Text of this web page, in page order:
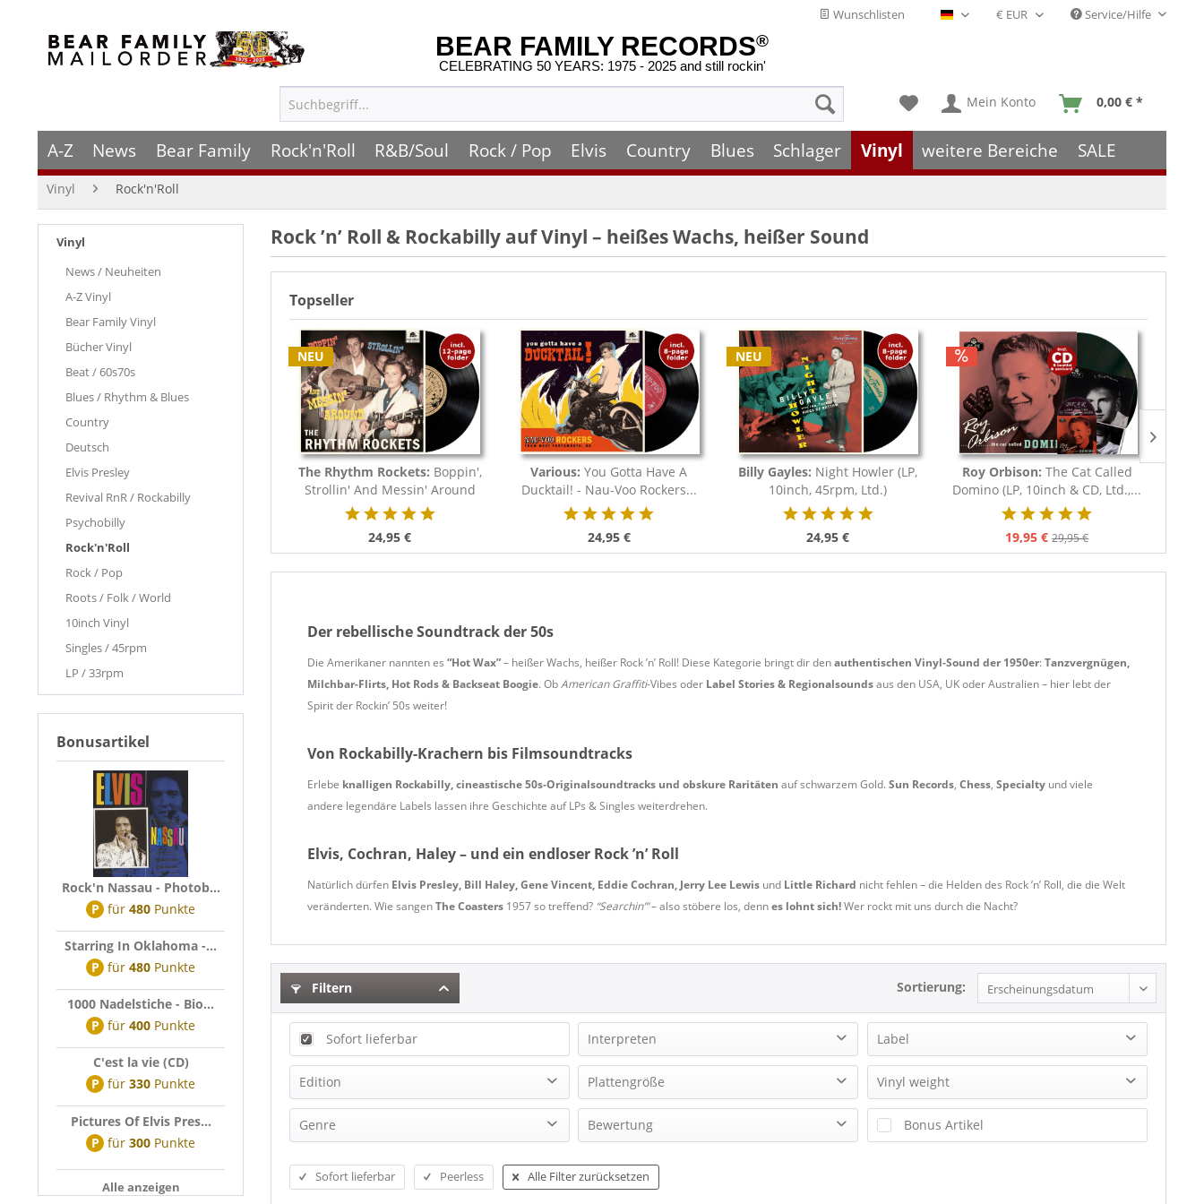
Wunschlisten Deutsch - DE Service/Hilfe
BEAR FAMILY RECORDS®
CELEBRATING 50 YEARS: 1975 - 2025 and still rockin'
Mein Konto 0,00 € *
A-Z News Bear Family Rock'n'Roll R&B/Soul Rock / Pop Elvis Country Blues Schlager Vinyl weitere Bereiche SALE
Vinyl Rock'n'Roll
Vinyl
News / Neuheiten
A-Z Vinyl
Bear Family Vinyl
Bücher Vinyl
Beat / 60s70s
Blues / Rhythm & Blues
Country
Deutsch
Elvis Presley
Revival RnR / Rockabilly
Psychobilly
Rock'n'Roll
Rock / Pop
Roots / Folk / World
10inch Vinyl
Singles / 45rpm
LP / 33rpm
Bonusartikel
Rock'n Nassau - Photob...
P für 480 Punkte
Starring In Oklahoma -...
P für 480 Punkte
1000 Nadelstiche - Bio...
P für 400 Punkte
C'est la vie (CD)
P für 330 Punkte
Pictures Of Elvis Pres...
P für 300 Punkte
Alle anzeigen
Rock ’n’ Roll & Rockabilly auf Vinyl – heißes Wachs, heißer Sound
Topseller
NEU
The Rhythm Rockets: Boppin',
Strollin' And Messin' Around
(LP,...
24,95 €
Various:You Gotta Have A
Ducktail! - Nau-Voo Rockers...
24,95 €
NEU
Billy Gayles: Night Howler (LP,
10inch, 45rpm, Ltd.)
24,95 €
Roy Orbison: The Cat Called
Domino (LP, 10inch & CD, Ltd.,...
19,95 € 29,95 €
Der rebellische Soundtrack der 50s
Die Amerikaner nannten es “Hot Wax”– heißer Wachs, heißer Rock ’n’ Roll! Diese Kategorie bringt dir denauthentischen Vinyl-Sound der 1950er:Tanzvergnügen,
Milchbar-Flirts, Hot Rods & Backseat Boogie. ObAmerican Graffiti-Vibes oder Label Stories & Regionalsoundsaus den USA, UK oder Australien – hier lebt der
Spirit der Rockin’ 50s weiter!
Von Rockabilly-Krachern bis Filmsoundtracks
Erlebe knalligen Rockabilly, cineastische 50s-Originalsoundtracks und obskure Raritäten auf schwarzem Gold. Sun Records, Chess, Specialty und viele
andere legendäre Labels lassen ihre Geschichte auf LPs & Singles weiterdrehen.
Elvis, Cochran, Haley – und ein endloser Rock ’n’ Roll
Natürlich dürfen Elvis Presley, Bill Haley, Gene Vincent, Eddie Cochran, Jerry Lee Lewis und Little Richard nicht fehlen – die Helden des Rock ’n’ Roll, die die Welt
veränderten. Wie sangenThe Coasters 1957 so treffend? “Searchin’”– also stöbere los, dennes lohnt sich!Wer rockt mit uns durch die Nacht?
Filtern Sortierung:
Sofort lieferbar Interpreten
$100 Quartet, The
4 Instants, The
4 Wheels, The
5 Royales, The
Label
(Back Beat Records) 2 tracks
4 AS
7Schläfer-Musik
Edition
Anniversary Edition
Audiophile Blues LP-Records
Bear Family Records Vinyl Club
Box-Set
Plattengröße
EP (7 inch)
EP (10 inch)
EP (12inch)
EP, Maxi (10, 12 Inch)
Vinyl weight
140g Vinyl
180g Vinyl
Genre
Beat
Blues
Bewertung Bonus Artikel
Sofort lieferbar Peerless Alle Filter zurücksetzen